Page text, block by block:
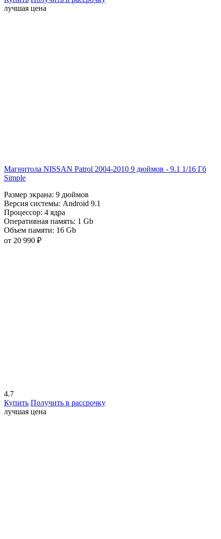
лучшая цена
Магнитола NISSAN Patrol 2004-2010 9 дюймов - 9.1 1/16 Гб
Simple
Размер экрана: 9 дюймов
Версия системы: Android 9.1
Процессор: 4 ядра
Оперативная память: 1 Gb
Объем памяти: 16 Gb
от 20 990 ₽
4.7
Купить Получить в рассрочку
лучшая цена